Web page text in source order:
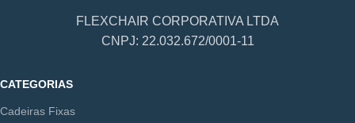
FLEXCHAIR CORPORATIVA LTDA
CNPJ: 22.032.672/0001-11
CATEGORIAS
Cadeiras Fixas